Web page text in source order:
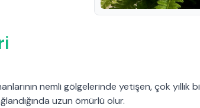
nemli gölgelerinde yetişen, çok yıllık
uzun ömürlü olur.